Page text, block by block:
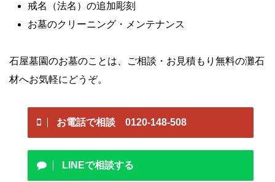
戒名（法名）の追加彫刻
お墓のクリーニング・メンテナンス
石屋墓園のお墓のことは、ご相談・お見積もり無料の灘石
材へお気軽にどうぞ。
お電話で相談 0120-148-508
LINEで相談する